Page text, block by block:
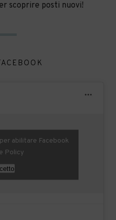
scoprire posti nuovi!
abilitare Facebook
Policy